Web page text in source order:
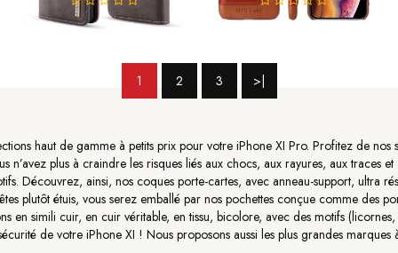
1 2 3 >|
haut de gamme à petits prix pour votre iPhone XI Pro. Profitez de nos
n’avez plus à craindre les risques liés aux chocs, aux rayures, aux traces
Découvrez, ainsi, nos coques porte-cartes, avec anneau-support, ultra
plutôt étuis, vous serez emballé par nos pochettes conçue comme des
en simili cuir, en cuir véritable, en tissu, bicolore, avec des motifs
de votre iPhone XI ! Nous proposons aussi les plus grandes